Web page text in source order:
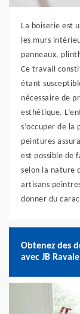
La boiserie est
les murs
panneaux,
Ce travail
étant
nécessaire de
esthétique.
s’occuper de la
peintures
est possible de
selon la nature
artisans
donner du
Obtenez des
avec JB